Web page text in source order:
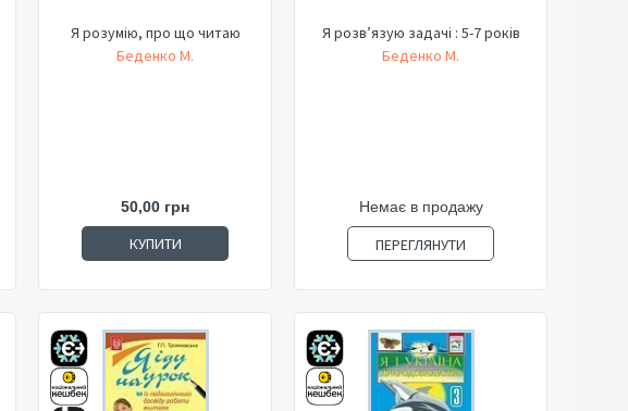
Я розумію, про що читаю
Беденко М.
50,00 грн
КУПИТИ
Я розв’язую задачі : 5-7 років
Беденко М.
Немає в продажу
ПЕРЕГЛЯНУТИ